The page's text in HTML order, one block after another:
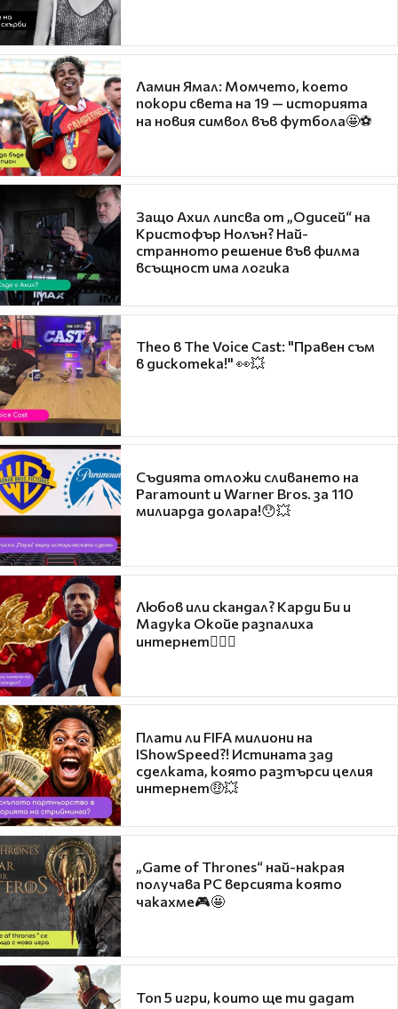
Ламин Ямал: Момчето, което
покори света на 19 — историята
на новия символ във футбола🤩⚽
Защо Ахил липсва от „Одисей“ на
Кристофър Нолън? Най-
странното решение във филма
всъщност има логика
Theo в The Voice Cast: "Правен съм
в дискотека!" 👀💥
Съдията отложи сливането на
Paramount и Warner Bros. за 110
милиарда долара!😯💥
Любов или скандал? Карди Би и
Мадука Окойе разпалиха
интернет❤️‍🔥🔥
Плати ли FIFA милиони на
IShowSpeed?! Истината зад
сделката, която разтърси целия
интернет🤑💥
„Game of Thrones“ най-накрая
получава PC версията която
чакахме🎮🤩
Топ 5 игри, които ще ти дадат